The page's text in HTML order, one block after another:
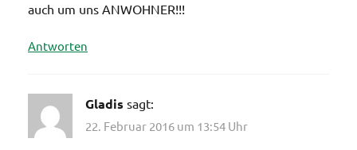
auch um uns ANWOHNER!!!
Antworten
Gladis sagt:
22. Februar 2016 um 13:54 Uhr